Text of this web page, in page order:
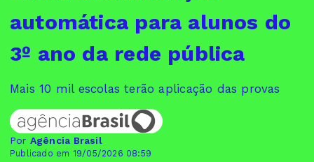
automática para alunos do
3º ano da rede pública
Mais 10 mil escolas terão aplicação das provas
Por Agência Brasil
Publicado em 19/05/2026 08:59